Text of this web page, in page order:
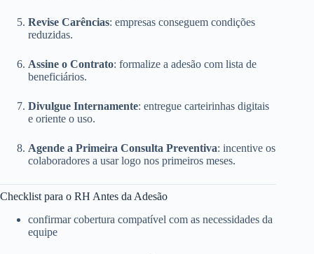
Revise Carências: empresas conseguem condições
reduzidas.
Assine o Contrato: formalize a adesão com lista de
beneficiários.
Divulgue Internamente: entregue carteirinhas digitais
e oriente o uso.
Agende a Primeira Consulta Preventiva: incentive os
colaboradores a usar logo nos primeiros meses.
Checklist para o RH Antes da Adesão
confirmar cobertura compatível com as necessidades da
equipe